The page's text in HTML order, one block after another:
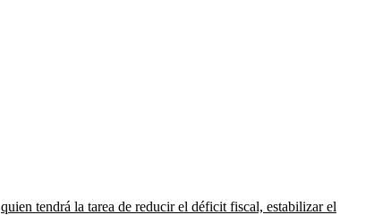
quien tendrá la tarea de reducir el déficit fiscal, estabilizar el